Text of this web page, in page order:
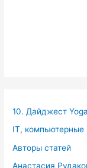
10. Дайджест
IT, компьютерные
Авторы статей
Анастасия